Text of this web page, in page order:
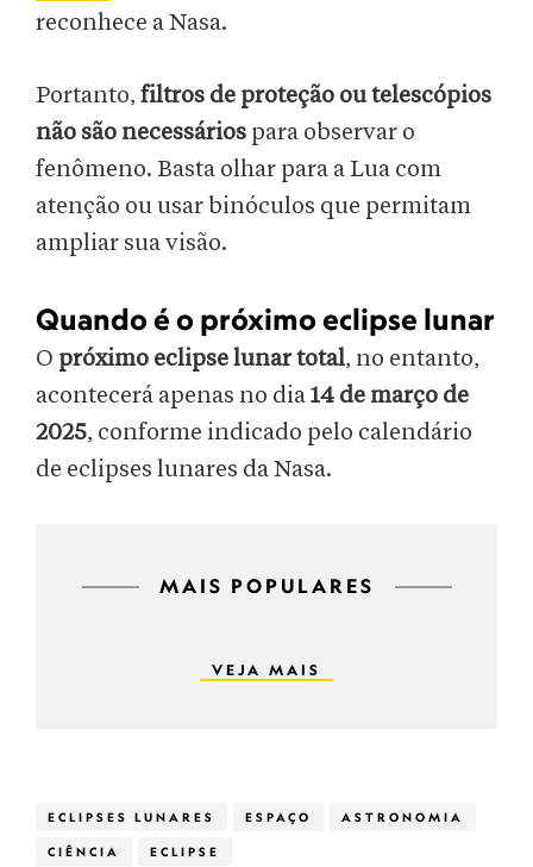
reconhece a Nasa.
Portanto, filtros de proteção ou telescópios
não são necessários para observar o
fenômeno. Basta olhar para a Lua com
atenção ou usar binóculos que permitam
ampliar sua visão.
Quando é o próximo eclipse lunar
O próximo eclipse lunar total, no entanto,
acontecerá apenas no dia14 de março de
2025, conforme indicado pelo calendário
de eclipses lunares da Nasa.
MAIS POPULARES
VEJA MAIS
ECLIPSES LUNARES ESPAÇO ASTRONOMIA
CIÊNCIA ECLIPSE